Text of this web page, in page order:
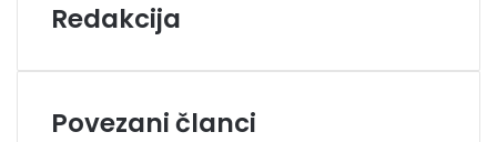
Redakcija
Povezani članci